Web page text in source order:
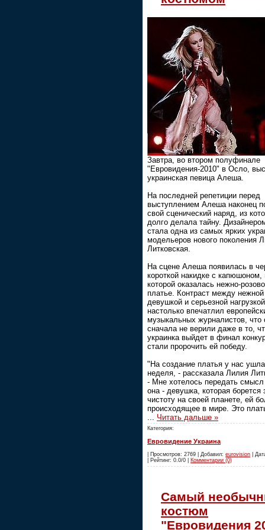
Завтра, во втором полуфинале
"Евровидения-2010" в Осло,
украинская певица Алеша.
На последней репетиции перед
выступлением Алеша наконец
свой сценический наряд, из
долго делала тайну.
стала одна из самых ярких
модельеров нового поколения
Литковская.
На сцене Алеша появилась в
короткой накидке с капюшоном,
которой оказалась нежно-
платье. Контраст между нежной
девушкой и серьезной
настолько впечатлил
музыкальных журналистов, что
сначала не верили даже в то,
украинка выйдет в финал
стали пророчить ей победу.
"На создание платья у нас ушла
неделя, - рассказала Лилия
- Мне хотелось передать смысл
она - девушка, которая борется
чистоту на своей планете, ей
происходящее в мире. Это
... Читать дальше »
Категория:
Евровидение Украина
| Просмотров: 2769 | Добавил: eurovision |
| Рейтинг: 0.0/0 | Комментарии (0)
Самый
костюм
"Евровидения